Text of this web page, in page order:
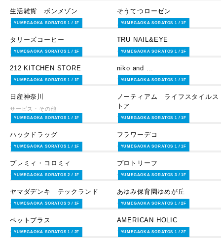
生活雑貨 ボンメゾン
ライフスタイルグッズ
そうてつローゼン
スイーツ＆フード
YUMEGAOKA SORATOS 1 / 1F
タリーズコーヒー
レストラン・カフェ
YUMEGAOKA SORATOS 1 / 1F
TRU NAIL&EYE
サービス・その他
YUMEGAOKA SORATOS 1 / 1F
212 KITCHEN STORE
ライフスタイルグッズ
YUMEGAOKA SORATOS 1 / 1F
niko and ...
ファッション
YUMEGAOKA SORATOS 1 / 1F
日産神奈川
サービス・その他
YUMEGAOKA SORATOS 1 / 1F
ノーティアム ライフスタイルス
トア
ファッショングッズ
YUMEGAOKA SORATOS 1 / 1F
ハックドラッグ
ライフスタイルグッズ
YUMEGAOKA SORATOS 1 / 1F
フラワーデコ
サービス・その他
YUMEGAOKA SORATOS 1 / 1F
プレミィ・コロミィ
ライフスタイルグッズ
YUMEGAOKA SORATOS 1 / 1F
プロトリーフ
サービス・その他
YUMEGAOKA SORATOS 2 / 1F
ヤマダデンキ テックランド
ライフスタイルグッズ
YUMEGAOKA SORATOS 3 / 1F
あゆみ保育園ゆめが丘
サービス・その他
YUMEGAOKA SORATOS 3 / 1F
ペットプラス
サービス・その他
YUMEGAOKA SORATOS 1 / 2F
AMERICAN HOLIC
ファッション
YUMEGAOKA SORATOS 1 / 2F YUMEGAOKA SORATOS 1 / 2F